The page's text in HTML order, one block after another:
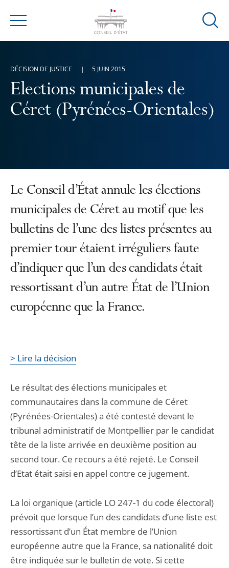
Menu
Ouvrir
Elections municipales de
Céret (Pyrénées-Orientales)
DÉCISION DE JUSTICE 5 JUIN 2015
Le Conseil d’État annule les élections
municipales de Céret au motif que les
bulletins de l’une des listes présentes au
premier tour étaient irréguliers faute
d’indiquer que l’un des candidats était
ressortissant d’un autre État de l’Union
européenne que la France.
> Lire la décision
Le résultat des élections municipales et
communautaires dans la commune de Céret
(Pyrénées-Orientales) a été contesté devant le
tribunal administratif de Montpellier par le candidat
tête de la liste arrivée en deuxième position au
second tour. Ce recours a été rejeté. Le Conseil
d’Etat était saisi en appel contre ce jugement.
La loi organique (article LO 247-1 du code électoral)
prévoit que lorsque l’un des candidats d’une liste est
ressortissant d’un État membre de l’Union
européenne autre que la France, sa nationalité doit
être indiquée sur le bulletin de vote. Si cette